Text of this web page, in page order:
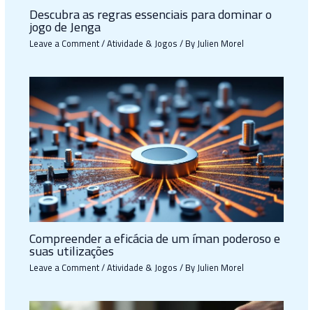
Descubra as regras essenciais para dominar o
jogo de Jenga
Leave a Comment/Atividade & Jogos/ ByJulien Morel
Compreender a eficácia de um íman poderoso e
suas utilizações
Leave a Comment/Atividade & Jogos/ ByJulien Morel